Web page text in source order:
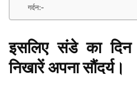
गर्दन:-
इसलिए संडे का
निखारें अपना सौंदर्य।